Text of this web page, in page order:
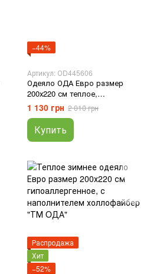
−44%
Артикул: ОD445606
Одеяло ОДА Евро размер
200х220 см теплое,
гипоаллергенное, на
холофайбере, цвет лаванда
1 130 грн 2 010 грн
Купить
Распродажа
Хит
−52%